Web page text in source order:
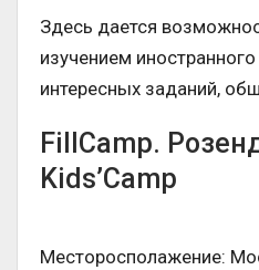
Здесь дается
изучением
интересных заданий,
FillCamp.
Kids’Camp
Месторосполажение: